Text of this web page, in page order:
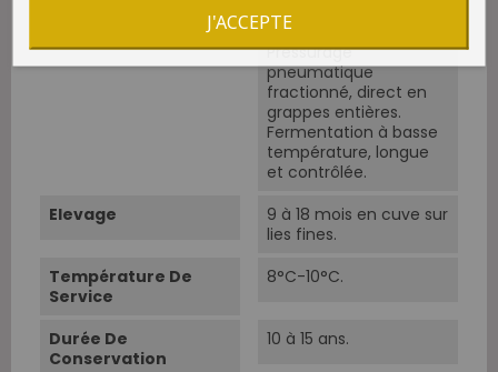
Vendanges manuelles
par tries successives.
Pressurage
pneumatique
fractionné, direct en
grappes entières.
Fermentation à basse
température, longue
et contrôlée.
Elevage
9 à 18 mois en cuve sur
lies fines.
Température De
Service
8°C-10°C.
Durée De
Conservation
10 à 15 ans.
J'ACCEPTE